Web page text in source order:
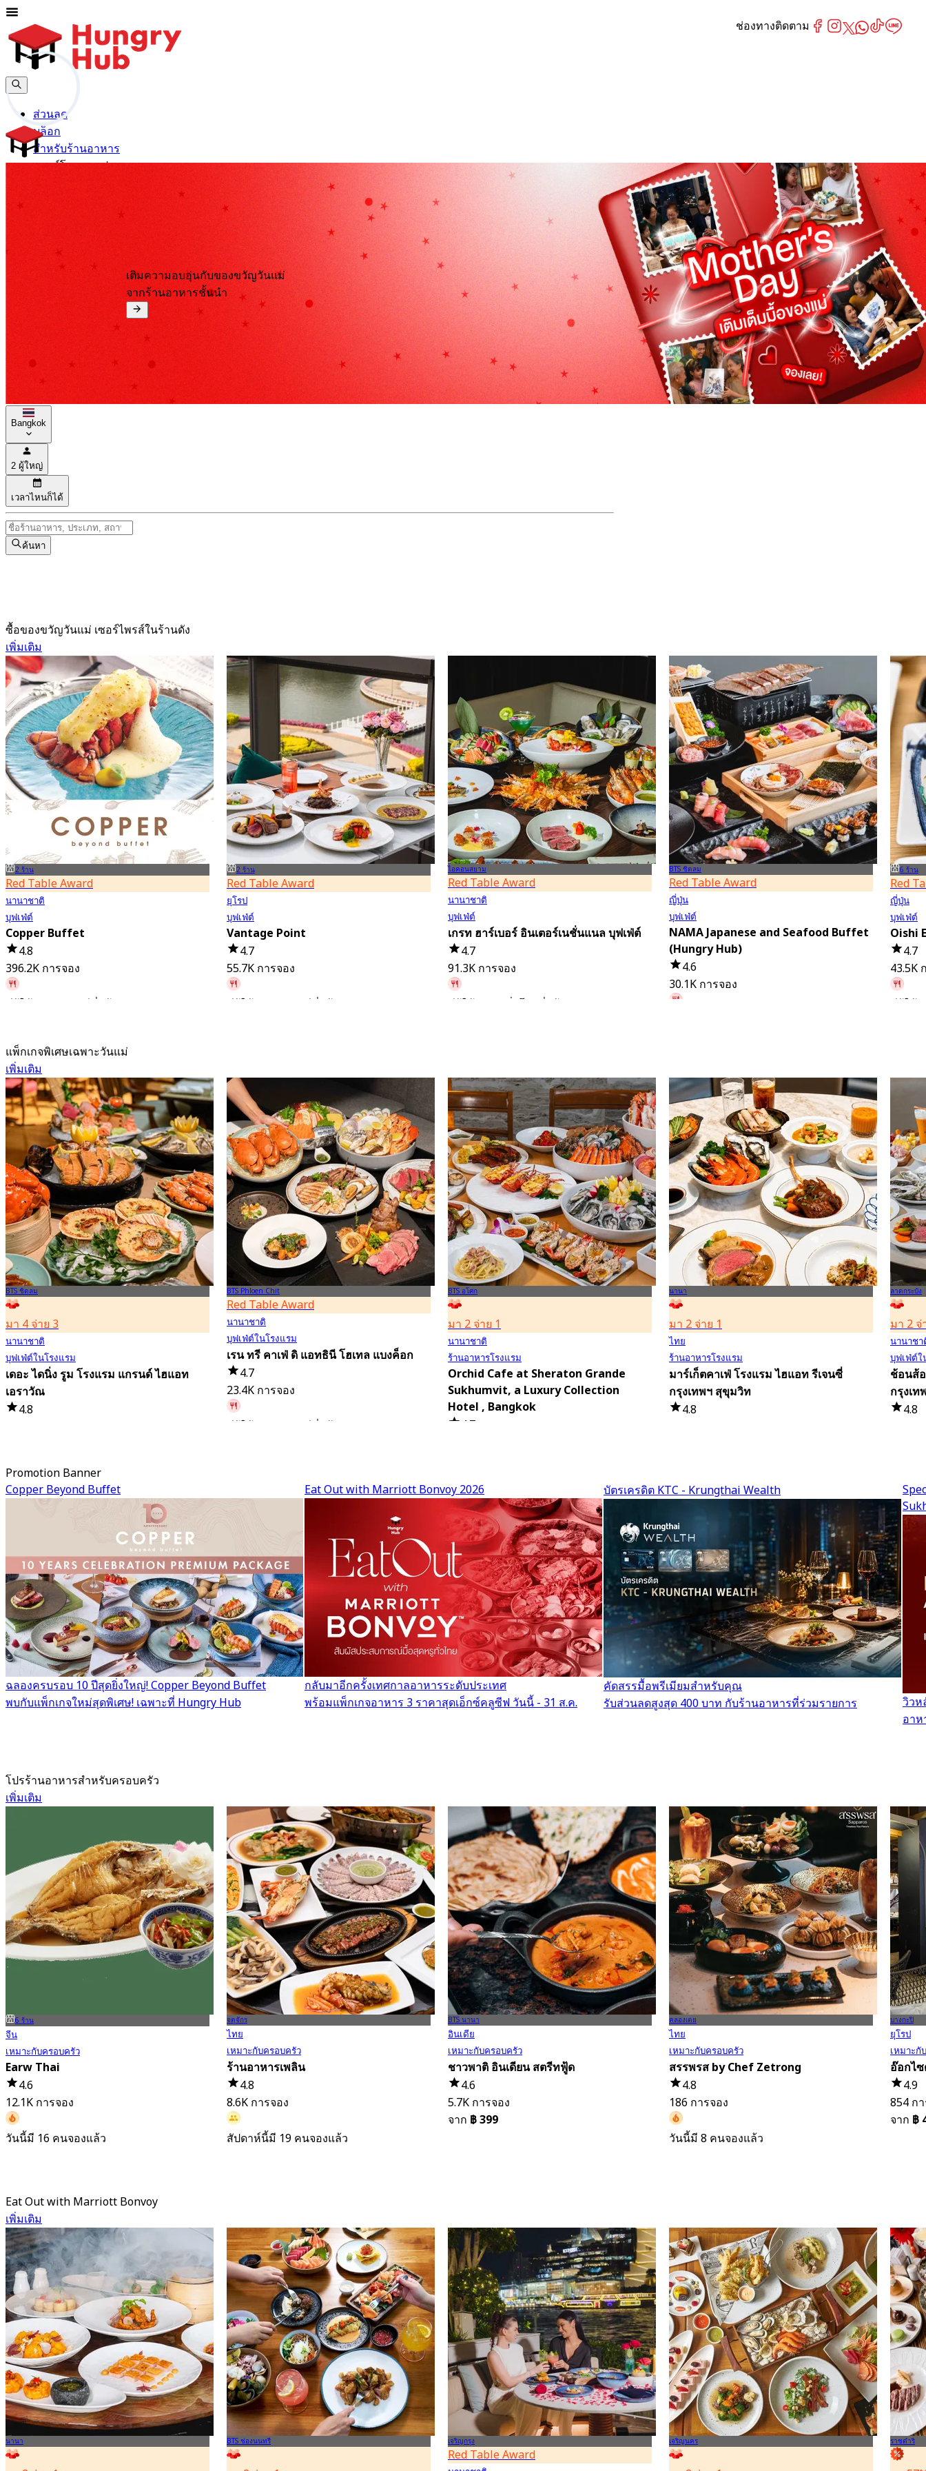
ส่วนลด
บล็อก
สำหรับร้านอาหาร
ดาวน์โหลดแอปฯ
เติมความอบอุ่นกับของขวัญวันแม่
จากร้านอาหารชั้นนำ
Bangkok
2 ผู้ใหญ่
เวลาไหนก็ได้
ค้นหา
ซื้อของขวัญวันแม่ เซอร์ไพรส์ในร้านดัง
เพิ่มเติม
2 ร้าน
Red Table Award
นานาชาติ
บุฟเฟ่ต์
Copper Buffet
4.8
396.2K การจอง
มีผู้ใช้จอง 31 นาทีที่แล้ว
2 ร้าน
Red Table Award
ยุโรป
บุฟเฟ่ต์
Vantage Point
4.7
55.7K การจอง
มีผู้ใช้จอง 35 นาทีที่แล้ว
ไอคอนสยาม
Red Table Award
นานาชาติ
บุฟเฟ่ต์
เกรท ฮาร์เบอร์ อินเตอร์เนชั่นแนล บุฟเฟ่ต์
4.7
91.3K การจอง
มีผู้ใช้จอง 1 ชั่วโมงที่แล้ว
BTS ชิดลม
Red Table Award
ญี่ปุ่น
บุฟเฟ่ต์
NAMA Japanese and Seafood Buffet
(Hungry Hub)
4.6
30.1K การจอง
6 ร้าน
Red
ญี่ปุ่น
บุฟเฟ่ต์
Oishi
4.7
43.5K
มีผู้ใช้
แพ็กเกจพิเศษเฉพาะวันแม่
เพิ่มเติม
BTS ชิดลม
มา 4 จ่าย 3
นานาชาติ
บุฟเฟ่ต์ในโรงแรม
เดอะ ไดนิ่ง รูม โรงแรม แกรนด์ ไฮแอท
เอราวัณ
4.8
จาก฿ 1,087.5
BTS Phloen Chit
Red Table Award
นานาชาติ
บุฟเฟ่ต์ในโรงแรม
เรน ทรี คาเฟ่ ดิ แอทธินี โฮเทล แบงค็อก
4.7
23.4K การจอง
มีผู้ใช้จอง 14 นาทีที่แล้ว
BTS อโศก
มา 2 จ่าย 1
นานาชาติ
ร้านอาหารโรงแรม
Orchid Cafe at Sheraton Grande
Sukhumvit, a Luxury Collection
Hotel , Bangkok
4.7
จาก฿ 776
นานา
มา 2 จ่าย 1
ไทย
ร้านอาหารโรงแรม
มาร์เก็ตคาเฟ่ โรงแรม ไฮแอท รีเจนซี่
กรุงเทพฯ สุขุมวิท
4.8
ลาดกระบัง
มา 2 จ่
นานาช
บุฟเฟ่ต์ใ
ช้อนส้
กรุงเ
4.8
Promotion Banner
Copper Beyond Buffet
ฉลองครบรอบ 10 ปีสุดยิ่งใหญ่! Copper Beyond Buffet
พบกับแพ็กเกจใหม่สุดพิเศษ! เฉพาะที่ Hungry Hub
Eat Out with Marriott Bonvoy 2026
กลับมาอีกครั้งเทศกาลอาหารระดับประเทศ
พร้อมแพ็กเกจอาหาร 3 ราคาสุดเอ็กซ์คลูซีฟ วันนี้ - 31 ส.ค.
บัตรเครดิต KTC - Krungthai Wealth
คัดสรรมื้อพรีเมียมสำหรับคุณ
รับส่วนลดสูงสุด 400 บาท กับร้านอาหารที่ร่วมรายการ
วิวห
โปรร้านอาหารสำหรับครอบครัว
เพิ่มเติม
6 ร้าน
จีน
เหมาะกับครอบครัว
Earw Thai
4.6
12.1K การจอง
วันนี้มี 16 คนจองแล้ว
จตุจักร
ไทย
เหมาะกับครอบครัว
ร้านอาหารเพลิน
4.8
8.6K การจอง
สัปดาห์นี้มี 19 คนจองแล้ว
BTS นานา
อินเดีย
เหมาะกับครอบครัว
ชาวพาติ อินเดียน สตรีทฟู้ด
4.6
5.7K การจอง
จาก ฿ 399
คลองเตย
ไทย
เหมาะกับครอบครัว
สรรพรส by Chef Zetrong
4.8
186 การจอง
วันนี้มี 8 คนจองแล้ว
บางกะปิ
ยุโรป
เหมาะกั
อ๊อกไ
4.9
854 ก
จาก ฿
Eat Out with Marriott Bonvoy
เพิ่มเติม
นานา BTS ช่องนนทรี เจริญกรุง
Red Table Award
เจริญนคร ราชดำริ
ช่องทางติดตาม